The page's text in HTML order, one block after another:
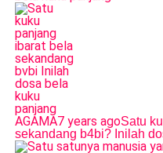
AGAMA7 years agoSatu
sekandang b4bi? Inilah